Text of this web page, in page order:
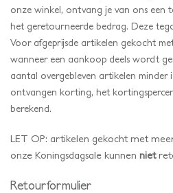
onze winkel, ontvang je van ons een
het geretourneerde bedrag. Deze
Voor afgeprijsde artikelen gekocht
wanneer een aankoop deels wordt
aantal overgebleven artikelen minder
ontvangen korting, het
berekend.
LET OP: artikelen gekocht met
onze Koningsdagsale kunnen niet
Retourformulier